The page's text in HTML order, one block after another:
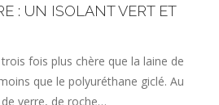
: UN ISOLANT VERT ET
fois plus chère que la laine de
que le polyuréthane giclé. Au
verre, de roche…